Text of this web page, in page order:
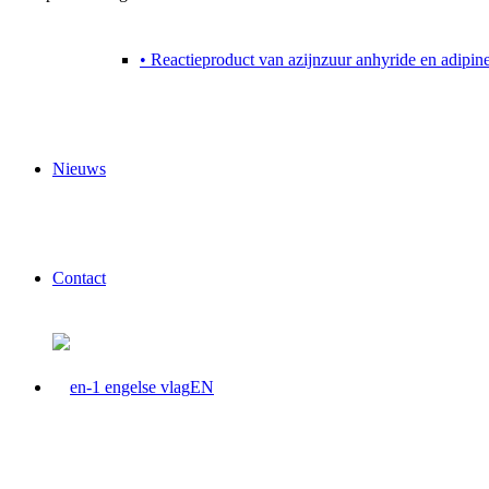
• Reactieproduct van azijnzuur anhyride en
Nieuws
Contact
EN